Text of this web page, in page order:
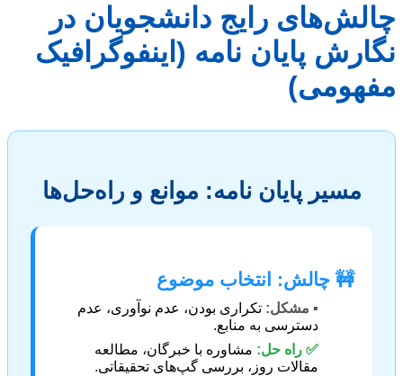
چالش‌های رایج دانشجویان در
نگارش پایان نامه (اینفوگرافیک
مفهومی)
مسیر پایان نامه: موانع و راه‌حل‌ها
🚧 چالش: انتخاب موضوع
▪️ مشکل: تکراری بودن، عدم نوآوری، عدم
دسترسی به منابع.
✅ راه حل: مشاوره با خبرگان، مطالعه
مقالات روز، بررسی گپ‌های تحقیقاتی.